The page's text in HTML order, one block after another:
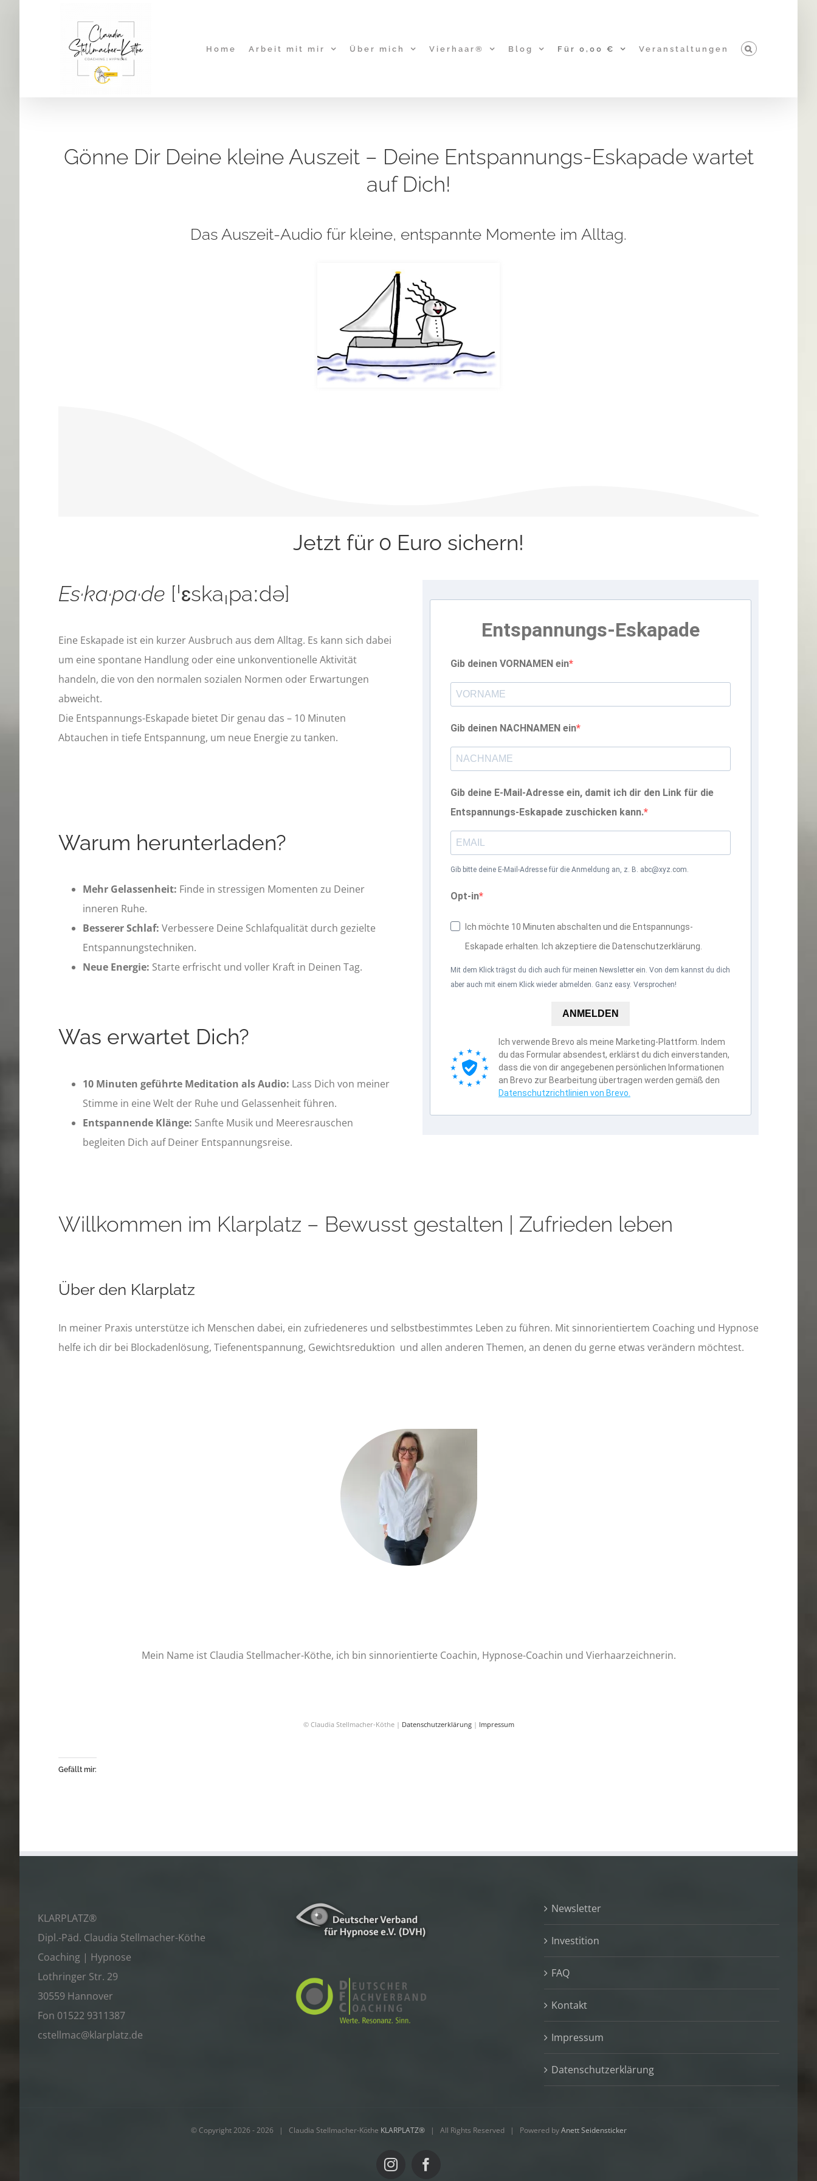
Home Arbeit mit mir Über mich Vierhaar® Blog Für 0,00 € Veranstaltungen
Gönne Dir Deine kleine Auszeit – Deine Entspannungs-Eskapade wartet
auf Dich!
Das Auszeit-Audio für kleine, entspannte Momente im Alltag.
Jetzt für 0 Euro sichern!
Es·ka·pa·de [ˈɛskaˌpaːdə]
Eine Eskapade ist ein kurzer Ausbruch aus dem Alltag. Es kann sich dabei
um eine spontane Handlung oder eine unkonventionelle Aktivität
handeln, die von den normalen sozialen Normen oder Erwartungen
abweicht.
Die Entspannungs-Eskapade bietet Dir genau das – 10 Minuten
Abtauchen in tiefe Entspannung, um neue Energie zu tanken.
Warum herunterladen?
Mehr Gelassenheit: Finde in stressigen Momenten zu Deiner
inneren Ruhe.
Besserer Schlaf: Verbessere Deine Schlafqualität durch gezielte
Entspannungstechniken.
Neue Energie: Starte erfrischt und voller Kraft in Deinen Tag.
Was erwartet Dich?
10 Minuten geführte Meditation als Audio: Lass Dich von meiner
Stimme in eine Welt der Ruhe und Gelassenheit führen.
Entspannende Klänge: Sanfte Musik und Meeresrauschen
begleiten Dich auf Deiner Entspannungsreise.
Entspannungs-Eskapade
Gib deinen VORNAMEN ein
Gib deinen NACHNAMEN ein
Gib deine E-Mail-Adresse ein, damit ich dir den Link für die
Entspannungs-Eskapade zuschicken kann.
Gib bitte deine E-Mail-Adresse für die Anmeldung an, z. B. abc@xyz.com.
Opt-in
Ich möchte 10 Minuten abschalten und die Entspannungs-
Eskapade erhalten. Ich akzeptiere die Datenschutzerklärung.
Mit dem Klick trägst du dich auch für meinen Newsletter ein. Von dem kannst du dich
aber auch mit einem Klick wieder abmelden. Ganz easy. Versprochen!
ANMELDEN
Ich verwende Brevo als meine Marketing-Plattform. Indem
du das Formular absendest, erklärst du dich einverstanden,
dass die von dir angegebenen persönlichen Informationen
an Brevo zur Bearbeitung übertragen werden gemäß den
Datenschutzrichtlinien von Brevo.
Willkommen im Klarplatz – Bewusst gestalten | Zufrieden leben
Über den Klarplatz
In meiner Praxis unterstütze ich Menschen dabei, ein zufriedeneres und selbstbestimmtes Leben zu führen. Mit sinnorientiertem Coaching und Hypnose
helfe ich dir bei Blockadenlösung, Tiefenentspannung, Gewichtsreduktion und allen anderen Themen, an denen du gerne etwas verändern möchtest.
Mein Name ist Claudia Stellmacher-Köthe, ich bin sinnorientierte Coachin, Hypnose-Coachin und Vierhaarzeichnerin.
© Claudia Stellmacher-Köthe | Datenschutzerklärung| Impressum
Gefällt mir:
KLARPLATZ®
Dipl.-Päd. Claudia Stellmacher-Köthe
Coaching | Hypnose
Lothringer Str. 29
30559 Hannover
Fon 01522 9311387
cstellmac@klarplatz.de
Newsletter
Investition
FAQ
Kontakt
Impressum
Datenschutzerklärung
© Copyright 2026 -2026 | Claudia Stellmacher-Köthe KLARPLATZ®| All Rights Reserved | Powered byAnett Seidensticker
InstagramFacebook